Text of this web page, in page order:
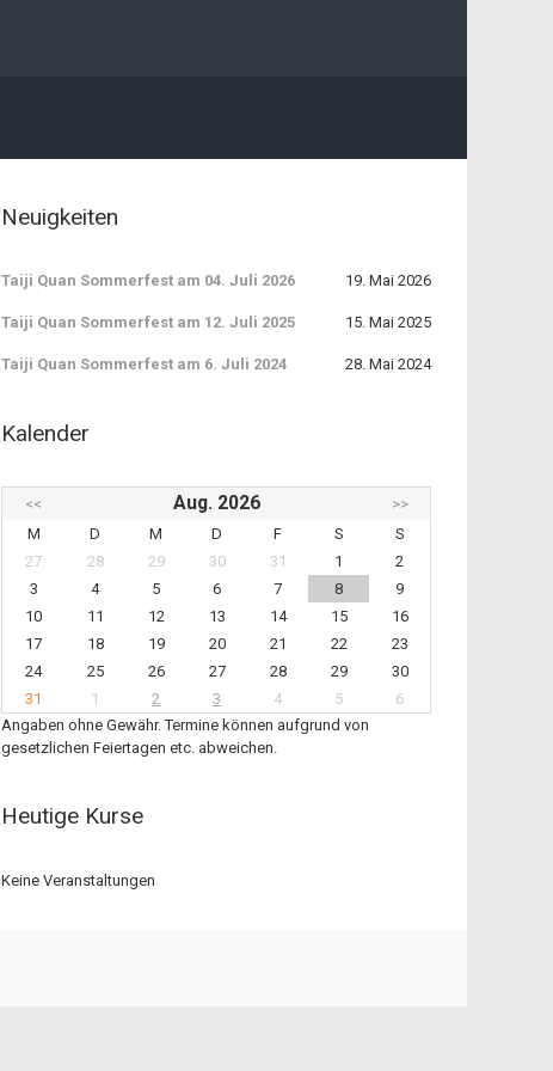
Neuigkeiten
Taiji Quan Sommerfest am 04. Juli 2026 19. Mai 2026
Taiji Quan Sommerfest am 12. Juli 2025 15. Mai 2025
Taiji Quan Sommerfest am 6. Juli 2024 28. Mai 2024
Kalender
<< Aug. 2026
>>
M
D M D F S
S
27
28 29 30 31 1
2
3
4 5 6 7 8
9
10
11 12 13 14 15
16
17
18 19 20 21 22
23
24
25 26 27 28 29
30
31
1 2 3 4 5
6
Angaben ohne Gewähr. Termine können aufgrund von
gesetzlichen Feiertagen etc. abweichen.
Heutige Kurse
Keine Veranstaltungen